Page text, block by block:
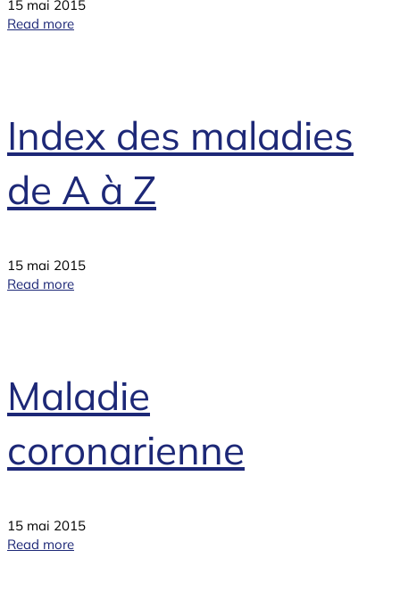
15 mai 2015
Read more
Index des maladies
de A à Z
15 mai 2015
Read more
Maladie
coronarienne
15 mai 2015
Read more